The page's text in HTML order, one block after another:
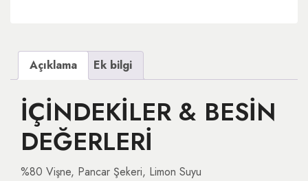
Açıklama Ek bilgi
İÇİNDEKİLER & BESİN
DEĞERLERİ
%80 Vişne, Pancar Şekeri, Limon Suyu